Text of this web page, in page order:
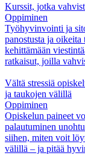
Kurssit, jotka
Oppiminen
Työhyvinvointi ja
panostusta ja
kehittämään
ratkaisut, joilla
Vältä stressiä
ja taukojen välillä
Oppiminen
Opiskelun paineet
palautuminen
siihen, miten voit
välillä – ja pitää